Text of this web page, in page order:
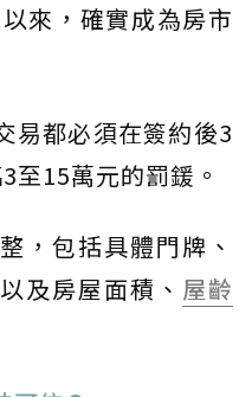
來，確實成為房市
易都必須在簽約後3
至15萬元的罰鍰。
，包括具體門牌、
及房屋面積、 屋齡